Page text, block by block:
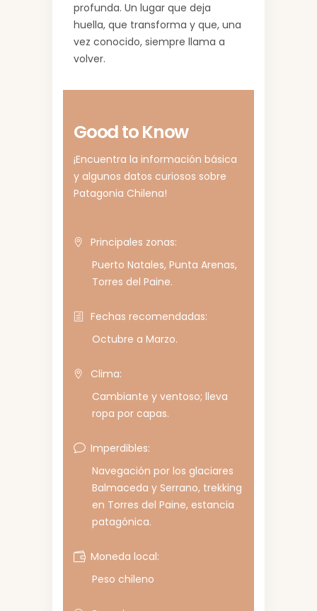
profunda. Un lugar que deja
huella, que transforma y que, una
vez conocido, siempre llama a
volver.
Good to Know
¡Encuentra la información básica
y algunos datos curiosos sobre
Patagonia Chilena!
Principales zonas:
Puerto Natales, Punta Arenas,
Torres del Paine.
Fechas recomendadas:
Octubre a Marzo.
Clima:
Cambiante y ventoso; lleva
ropa por capas.
Imperdibles:
Navegación por los glaciares
Balmaceda y Serrano, trekking
en Torres del Paine, estancia
patagónica.
Moneda local:
Peso chileno